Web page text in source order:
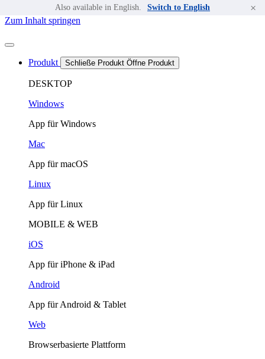
Also available in English. Switch to English ×
Zum Inhalt springen
Produkt Schließe Produkt Öffne Produkt
DESKTOP
Windows
App für Windows
Mac
App für macOS
Linux
App für Linux
MOBILE & WEB
iOS
App für iPhone & iPad
Android
App für Android & Tablet
Web
Browserbasierte Plattform